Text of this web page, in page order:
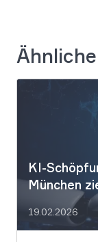
KI-
München
19.02.2026